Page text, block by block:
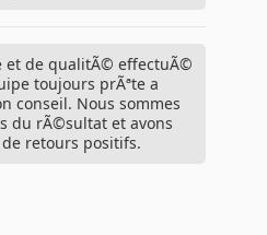
et de qualitÃ© effectuÃ©
toujours prÃªte a
conseil. Nous sommes
du rÃ©sultat et avons
retours positifs.